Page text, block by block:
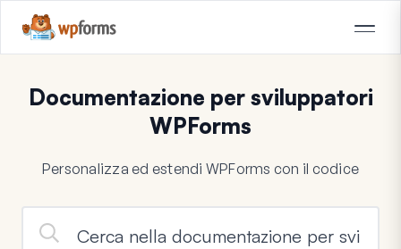
Documentazione per sviluppatori
WPForms
Personalizza ed estendi WPForms con il codice